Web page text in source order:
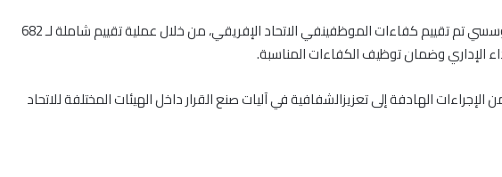
وضمن جهود الإصلاح المؤسسي تم تقييم كفاءات الموظفينفي الاتحاد الإفريقي، من خلال عملية تقييم شاملة لـ 682
الإداري وضمان توظيف الكفاءات المناسبة.
الهادفة إلى تعزيزالشفافية في آليات صنع القرار داخل الهيئات المختلفة للاتحاد